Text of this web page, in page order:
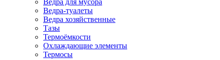
Ведра для мусора
Ведра-туалеты
Ведра хозяйственные
Тазы
Термоёмкости
Охлаждающие элементы
Термосы